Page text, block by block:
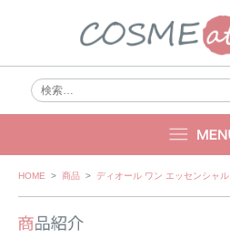
Skip
HOME > 商品 > ディオール ワン エッセンシャル